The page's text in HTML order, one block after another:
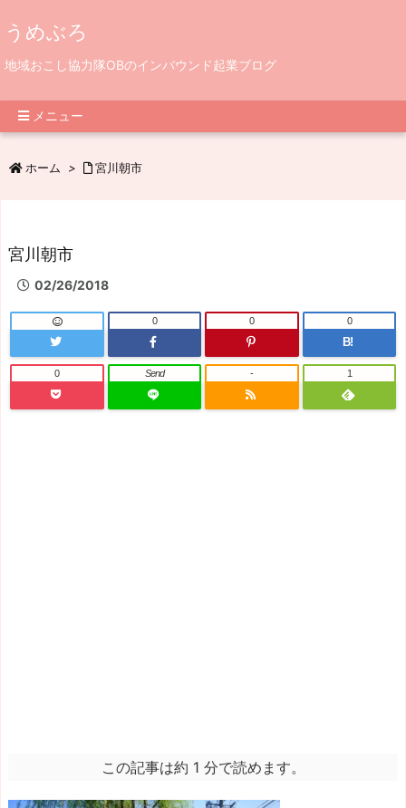
うめぶろ
地域おこし協力隊OBのインバウンド起業ブログ
メニュー
ホーム > 宮川朝市
宮川朝市
02/26/2018
0 0
B!
0
0 Send - 1
この記事は約 1 分で読めます。